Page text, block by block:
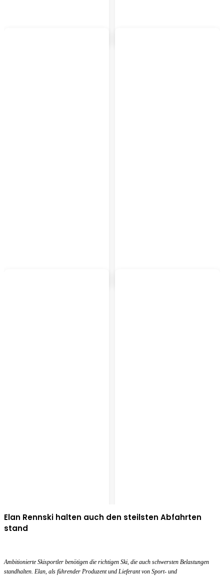
Elan Rennski halten auch den steilsten Abfahrten
stand
Ambitionierte Skisportler benötigen die richtigen Ski, die auch schwersten Belastungen
standhalten. Elan, als führender Produzent und Lieferant von Sport- und